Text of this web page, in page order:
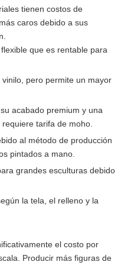
tienen costos de
caros debido a sus
que es rentable para
pero permite un mayor
acabado premium y una
tarifa de moho.
al método de producción
pintados a mano.
grandes esculturas debido
la tela, el relleno y la
el costo por
Producir más figuras de